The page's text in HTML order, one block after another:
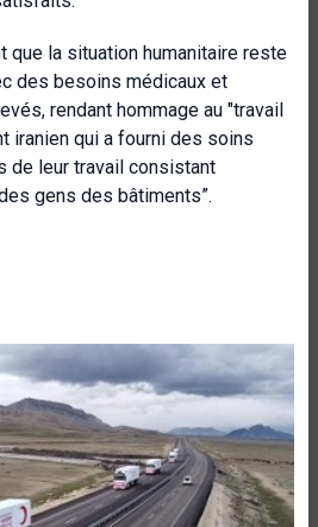
que la situation humanitaire reste
des besoins médicaux et
rendant hommage au "travail
iranien qui a fourni des soins
de leur travail consistant
gens des bâtiments”.